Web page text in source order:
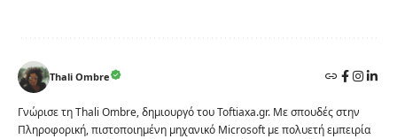
Thali Ombre
Γνώρισε τη Thali Ombre, δημιουργό του Toftiaxa.gr. Με σπουδές στην
Πληροφορική, πιστοποιημένη μηχανικό Microsoft με πολυετή εμπειρία